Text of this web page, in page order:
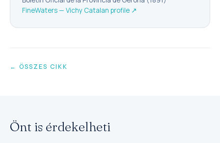
FineWaters — Vichy Catalan profile ↗
← ÖSSZES CIKK
Önt is érdekelheti